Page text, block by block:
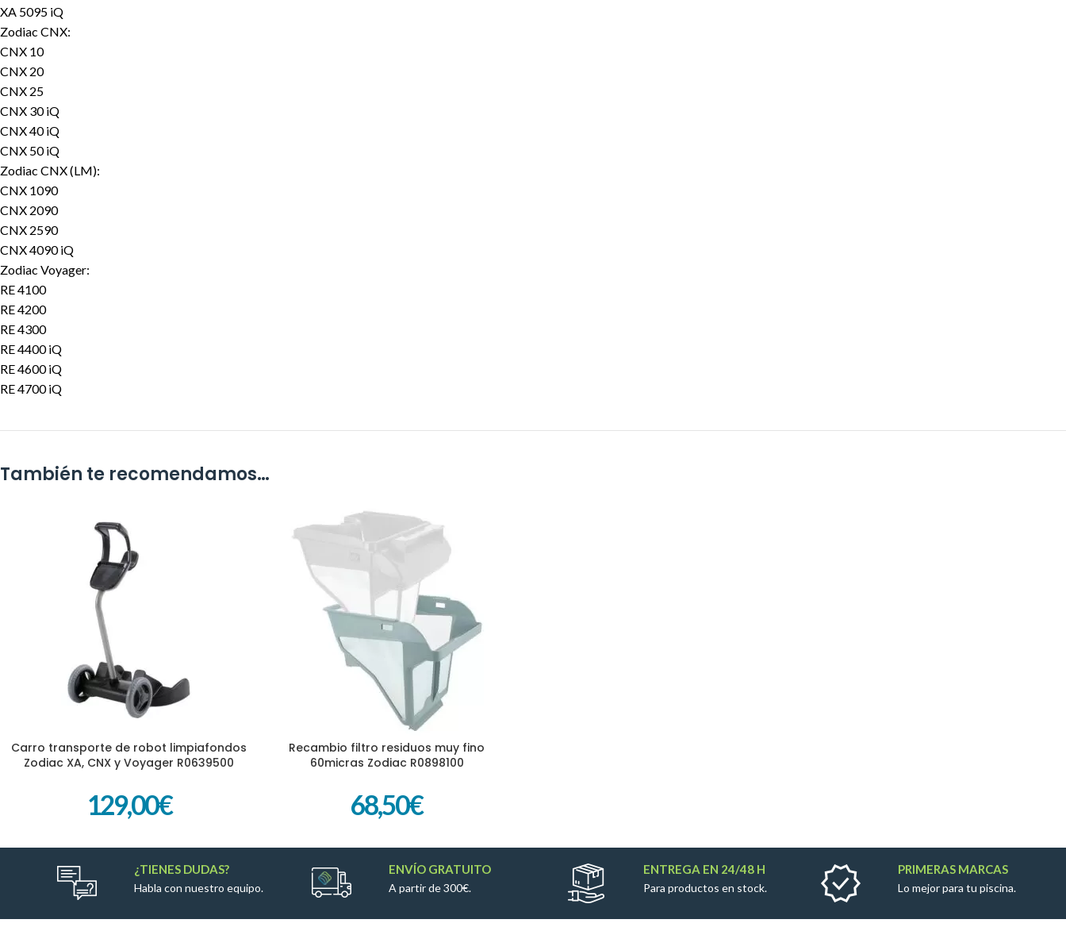
XA 5095 iQ
Zodiac CNX:
CNX 10
CNX 20
CNX 25
CNX 30 iQ
CNX 40 iQ
CNX 50 iQ
Zodiac CNX (LM):
CNX 1090
CNX 2090
CNX 2590
CNX 4090 iQ
Zodiac Voyager:
RE 4100
RE 4200
RE 4300
RE 4400 iQ
RE 4600 iQ
RE 4700 iQ
También te recomendamos…
AÑADIR AL CARRITO
Carro transporte de robot limpiafondos
Zodiac XA, CNX y Voyager R0639500
129,00€
AÑADIR AL CARRITO
Recambio filtro residuos muy fino
60micras Zodiac R0898100
68,50€
¿TIENES DUDAS?
Habla con nuestro equipo.
ENVÍO GRATUITO
A partir de 300€.
ENTREGA EN 24/48 H
Para productos en stock.
PRIMERAS MARCAS
Lo mejor para tu piscina.